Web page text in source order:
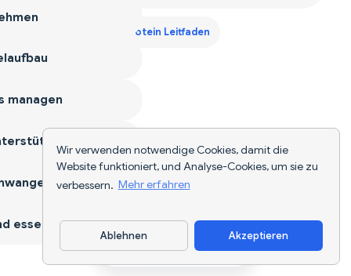
Wir verwenden notwendige Cookies, damit die
Website funktioniert, und Analyse-Cookies, um sie zu
verbessern. Mehr erfahren
Ablehnen Akzeptieren
Zweites Trimester Protein Leitfaden
App herunterladen
managen
essen